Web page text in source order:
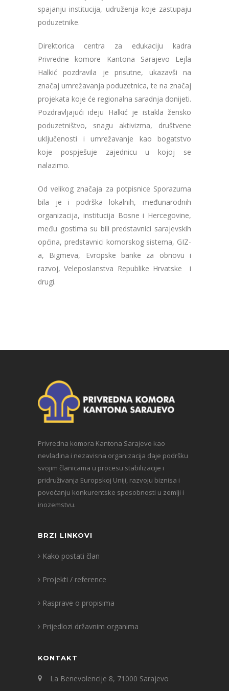
spajanju institucija, udruženja koje zastupaju
poduzetnike.
Direktorica centra za edukaciju kadra
Privredne komore Kantona Sarajevo Lejla
Halkić pozdravila je prisutne, ukazavši na
značaj umrežavanja poduzetnica, te na značaj
projekata koje će regionalna saradnja donijeti.
Pozdravljajući ideju Halkić je istakla žensko
poduzetništvo, snagu aktivizma, društvene
uključenosti i umrežavanje kao bogatstvo
koje pospješuje zajednicu u kojoj se
nalazimo.
Od velikog značaja za potpisnice Sporazuma
bila je i podrška lokalnih, međunarodnih
organizacija, institucija Bosne i Hercegovine,
među gostima su bili predstavnici sarajevskih
općina, predstavnici komorskog sistema, GIZ-
a, Bigmeva, Evropske banke za obnovu i
razvoj, Veleposlanstva Republike Hrvatske i
drugi.
Privredna komora Kantona Sarajevo kao
nevladina i nezavisna organizacija daje podršku
svojim članicama u procesu stabilizacije i
pridruživanja Europskoj Uniji, razvoju biznisa i
povećanju konkurentske sposobnosti u zemlji i
inozemstvu.
BRZI LINKOVI
Kako postati član
Projekti / reference
Rasprave o propisima
Prijedlozi državnim organima
KONTAKT
La Benevolencije 8, 71000 Sarajevo